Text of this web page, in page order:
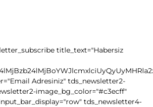
title_text="Habersiz
Adresiniz" tds_newsletter2-
image_bg_color="#c3ecff"
tds_newsletter4-